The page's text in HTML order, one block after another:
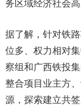
务区域经济社会
据了解，针对铁
位多、权力相对
察组和广西铁投
整合项目业主方
源，探索建立共